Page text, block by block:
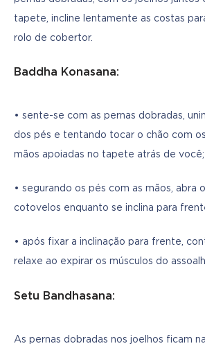
tapete, incline lentamente as costas
rolo de cobertor.
Baddha Konasana:
• sente-se com as pernas dobradas,
dos pés e tentando tocar o chão com
mãos apoiadas no tapete atrás de você;
• segurando os pés com as mãos, abra
cotovelos enquanto se inclina para
• após fixar a inclinação para frente,
relaxe ao expirar os músculos do
Setu Bandhasana:
As pernas dobradas nos joelhos ficam